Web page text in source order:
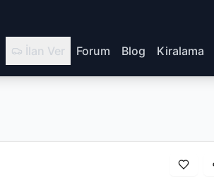
İlan Ver Forum Blog Kiralama